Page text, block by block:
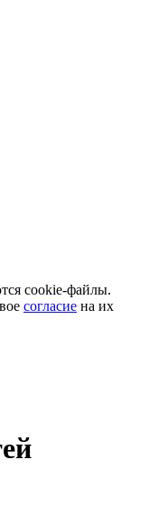
cookie-файлы.
согласие на их